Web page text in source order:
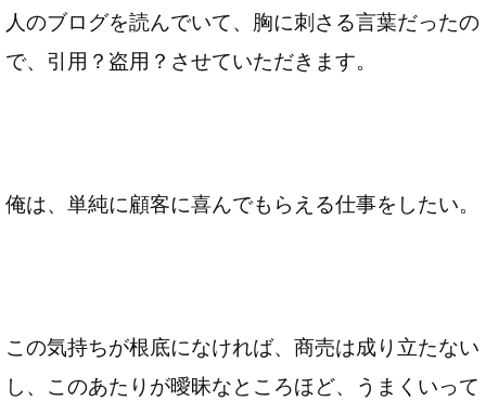
人のブログを読んでいて、胸に刺さる言葉だったの
で、引用？盗用？させていただきます。
俺は、単純に顧客に喜んでもらえる仕事をしたい。
この気持ちが根底になければ、商売は成り立たない
し、このあたりが曖昧なところほど、うまくいって